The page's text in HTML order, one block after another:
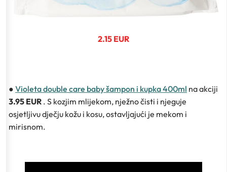
2.15 EUR
● Violeta double care baby šampon i kupka 400ml na akciji
3.95 EUR . S kozjim mlijekom, nježno čisti i njeguje
osjetljivu dječju kožu i kosu, ostavljajući je mekom i
mirisnom.